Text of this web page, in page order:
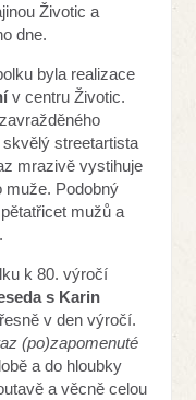
Životic a
dne.
byla realizace
v centru Životic.
streetartista
mrazivě vystihuje
muže. Podobný
mužů a
k 80. výročí
s Karin
v den výročí.
(po)zapomenuté
a do hloubky
a věcně celou